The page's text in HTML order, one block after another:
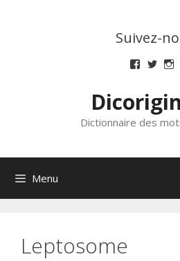
Suivez-
Voir
de
sur
Voir
de
sur
Dictionnaire des
Menu
Leptosome